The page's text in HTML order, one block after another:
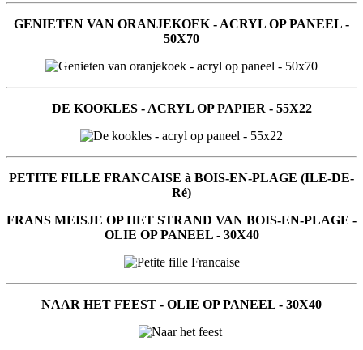
GENIETEN VAN ORANJEKOEK - ACRYL OP PANEEL -
50X70
DE KOOKLES - ACRYL OP PAPIER - 55X22
PETITE FILLE FRANCAISE à BOIS-EN-PLAGE (ILE-DE-
Ré)
FRANS MEISJE OP HET STRAND VAN BOIS-EN-PLAGE -
OLIE OP PANEEL - 30X40
NAAR HET FEEST - OLIE OP PANEEL - 30X40